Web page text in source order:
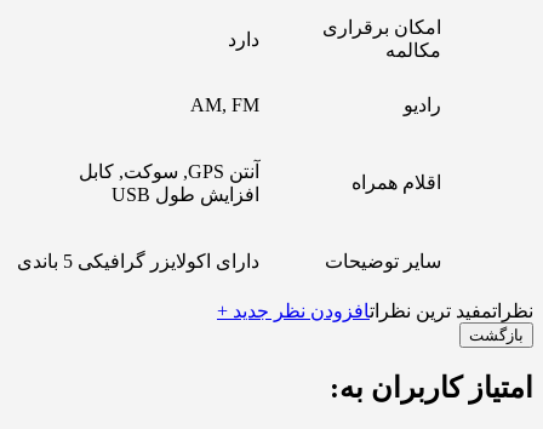
امکان برقراری
مکالمه
دارد
رادیو AM, FM
اقلام همراه
آنتن GPS, سوکت, کابل
افزایش طول USB
سایر توضیحات دارای اکولایزر گرافیکی 5 باندی
نظراتمفید ترین نظراتافزودن نظر جدید +
بازگشت
امتیاز کاربران به: